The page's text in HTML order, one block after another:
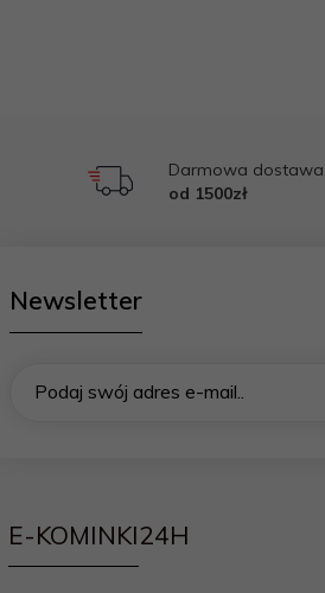
Darmowa dostawa
od 1500zł
Newsletter
Podaj swój adres e-mail..
E-KOMINKI24H